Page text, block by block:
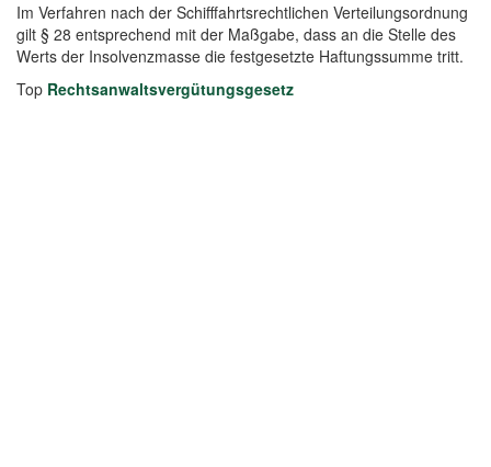
Im Verfahren nach der Schifffahrtsrechtlichen Verteilungsordnung
gilt § 28 entsprechend mit der Maßgabe, dass an die Stelle des
Werts der Insolvenzmasse die festgesetzte Haftungssumme tritt.
Top Rechtsanwaltsvergütungsgesetz